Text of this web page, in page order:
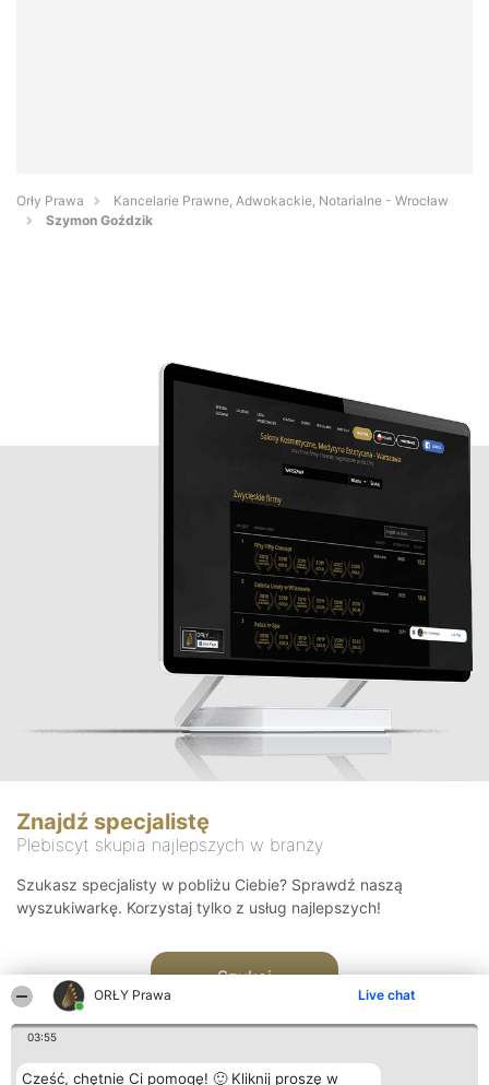
ORŁY Prawa Live chat
03:55
Cześć, chętnie Ci pomogę! 🙂 Kliknij proszę w
Orły Prawa
Kancelarie Prawne, Adwokackie, Notarialne - Wrocław
Szymon Goździk
Znajdź specjalistę
Plebiscyt skupia najlepszych w branży
Szukasz specjalisty w pobliżu Ciebie? Sprawdź naszą
wyszukiwarkę. Korzystaj tylko z usług najlepszych!
Szukaj